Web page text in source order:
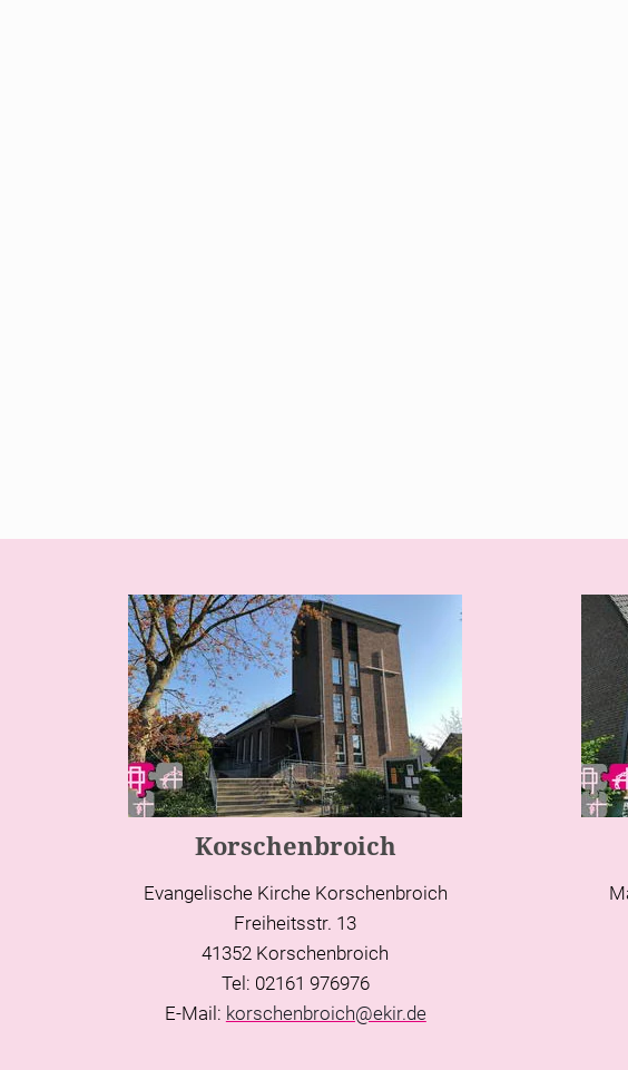
Korschenbroich
Evangelische Kirche Korschenbroich
Freiheitsstr. 13
41352 Korschenbroich
Tel: 02161 976976
E-Mail: korschenbroich@ekir.de